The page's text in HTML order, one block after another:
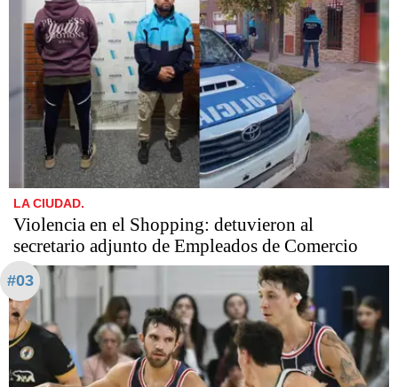
LA CIUDAD.
Violencia en el Shopping: detuvieron al
secretario adjunto de Empleados de Comercio
#03